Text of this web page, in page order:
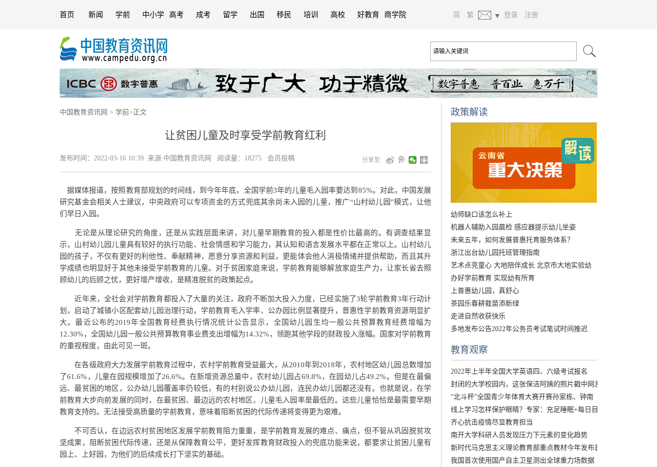
首页 新闻 学前 中小学 高考 成考 留学 出国 移民 培训 高校 好教育 商学院 简 繁 登录 注册
中国教育资讯网 > 学前> 正文
让贫困儿童及时享受学前教育红利
发布时间： 2022-03-16 10:39 来源:中国教育资讯网 阅读量：18275 会员投稿 分享至:
据媒体报道，按照教育部规划的时间线，到今年年底，全国学前3年的儿童毛入园率要达到85%。对此，中国发展
研究基金会相关人士建议，中央政府可以专项资金的方式兜底其余尚未入园的儿童，推广“山村幼儿园”模式，让他
们早日入园。
无论是从理论研究的角度，还是从实践层面来讲，对儿童早期教育的投入都是性价比最高的。有调查结果显
示，山村幼儿园儿童具有较好的执行功能、社会情感和学习能力，其认知和语言发展水平都在正常以上。山村幼儿
园的孩子，不仅有更好的利他性、奉献精神，愿意分享资源和利益，更能体会他人消极情绪并提供帮助，而且其升
学成绩也明显好于其他未接受学前教育的儿童。对于贫困家庭来说，学前教育能够解放家庭生产力，让家长省去照
顾幼儿的后顾之忧，更好增产增收，是精准脱贫的政策起点。
近年来，全社会对学前教育都投入了大量的关注，政府不断加大投入力度，已经实施了3轮学前教育3年行动计
划，启动了城镇小区配套幼儿园治理行动。学前教育毛入学率、公办园比例显著提升，普惠性学前教育资源明显扩
大。最近公布的2019年全国教育经费执行情况统计公告显示，全国幼儿园生均一般公共预算教育经费增幅为
12.30%，全国幼儿园一般公共预算教育事业费支出增幅为14.32%，领跑其他学段的财政投入涨幅。国家对学前教育
的重视程度，由此可见一斑。
在各级政府大力发展学前教育过程中，农村学前教育受益最大，从2010年到2018年，农村地区幼儿园总数增加
了61.6%，儿童在园规模增加了26.6%。在新增资源总量中，农村幼儿园占69.8%，在园幼儿占49.2%。但是在最偏
远、最贫困的地区，公办幼儿园覆盖率仍较低，有的村别说公办幼儿园，连民办幼儿园都还没有。也就是说，在学
前教育大步向前发展的同时，在最贫困、最边远的农村地区，儿童毛入园率是最低的。这些儿童恰恰是最需要早期
教育支持的。无法接受高质量的学前教育，意味着阻断贫困的代际传递将变得更为艰难。
不可否认，在边远农村贫困地区发展学前教育阻力重重，是学前教育发展的难点、痛点，但不管从巩固脱贫攻
坚成果，阻断贫困代际传递，还是从保障教育公平，更好发挥教育财政投入的兜底功能来说，都要求让贫困儿童有
园上、上好园，为他们的后续成长打下坚实的基础。
政策解读
幼师缺口该怎么补上
机器人辅助入园晨检 感应器提示幼儿坐姿
未来五年，如何发展普惠托育服务体系？
浙江出台幼儿园托班管理指南
艺术点亮童心 大地陪伴成长 北京市大地实验幼
办好学前教育 实现幼有所育
上普惠幼儿园，真舒心
茶园乐春耕栽苗添新绿
走进自然收获快乐
多地发布公告2022年公务员考试笔试时间推迟
教育观察
2022年上半年全国大学英语四、六级考试报名
封闭的大学校园内，这张保洁阿姨的照片戳中网友
“北斗杯”全国青少年体育大赛开赛孙家栋、钟南
线上学习怎样保护眼睛？专家：充足睡眠+每日目
齐心抗击疫情尽显教育担当
南开大学科研人员发现压力下元素的变化趋势
新时代马克思主义理论教育部重点教材今年发布首
我国首次使用国产自主卫星测出全球重力场数据